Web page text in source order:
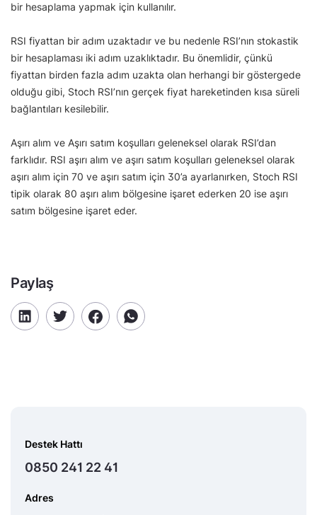
bir hesaplama yapmak için kullanılır.
RSI fiyattan bir adım uzaktadır ve bu nedenle RSI’nın stokastik
bir hesaplaması iki adım uzaklıktadır. Bu önemlidir, çünkü
fiyattan birden fazla adım uzakta olan herhangi bir göstergede
olduğu gibi, Stoch RSI’nın gerçek fiyat hareketinden kısa süreli
bağlantıları kesilebilir.
Aşırı alım ve Aşırı satım koşulları geleneksel olarak RSI’dan
farklıdır. RSI aşırı alım ve aşırı satım koşulları geleneksel olarak
aşırı alım için 70 ve aşırı satım için 30’a ayarlanırken, Stoch RSI
tipik olarak 80 aşırı alım bölgesine işaret ederken 20 ise aşırı
satım bölgesine işaret eder.
Paylaş
Destek Hattı
0850 241 22 41
Adres